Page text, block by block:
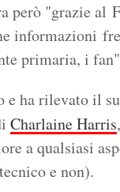
però "grazie al
informazioni
primaria, i
ha rilevato il
Charlaine Harris
a qualsiasi
e non).